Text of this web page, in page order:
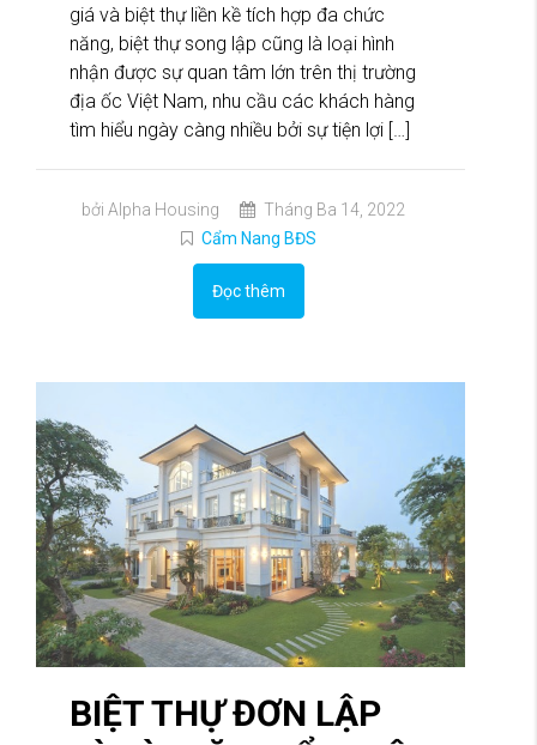
giá và biệt thự liền kề tích hợp đa chức
năng, biệt thự song lập cũng là loại hình
nhận được sự quan tâm lớn trên thị trường
địa ốc Việt Nam, nhu cầu các khách hàng
tìm hiểu ngày càng nhiều bởi sự tiện lợi […]
bởi Alpha Housing
Tháng Ba 14, 2022
Cẩm Nang BĐS
Đọc thêm
BIỆT THỰ ĐƠN LẬP